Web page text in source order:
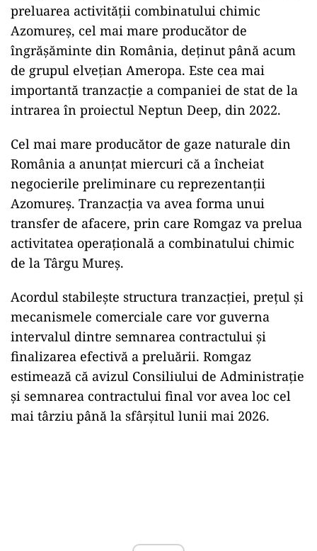
preluarea activității combinatului chimic
Azomureș, cel mai mare producător de
îngrășăminte din România, deținut până acum
de grupul elvețian Ameropa. Este cea mai
importantă tranzacție a companiei de stat de la
intrarea în proiectul Neptun Deep, din 2022.
Cel mai mare producător de gaze naturale din
România a anunțat miercuri că a încheiat
negocierile preliminare cu reprezentanții
Azomureș. Tranzacția va avea forma unui
transfer de afacere, prin care Romgaz va prelua
activitatea operațională a combinatului chimic
de la Târgu Mureș.
Acordul stabilește structura tranzacției, prețul și
mecanismele comerciale care vor guverna
intervalul dintre semnarea contractului și
finalizarea efectivă a preluării. Romgaz
estimează că avizul Consiliului de Administrație
și semnarea contractului final vor avea loc cel
mai târziu până la sfârșitul lunii mai 2026.